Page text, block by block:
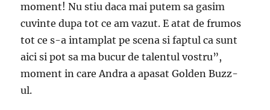
moment! Nu stiu daca mai putem sa gasim
cuvinte dupa tot ce am vazut. E atat de frumos
tot ce s-a intamplat pe scena si faptul ca sunt
aici si pot sa ma bucur de talentul vostru”,
moment in care Andra a apasat Golden Buzz-
ul.